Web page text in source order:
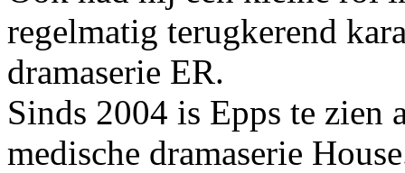
regelmatig terugkerend
dramaserie ER.
Sinds 2004 is Epps te zien
medische dramaserie